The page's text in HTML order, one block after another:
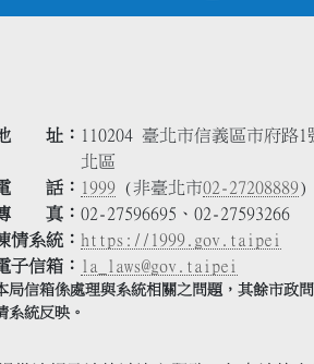
址
110204 臺北市信義區市府路1
北區
話
1999 (非臺北市02-27208889)
真
02-27596695、02-27593266
情系統
https://1999.gov.taipei
子信箱
la_laws@gov.taipei
局信箱係處理與系統相關之問題，其餘市政
系統反映。